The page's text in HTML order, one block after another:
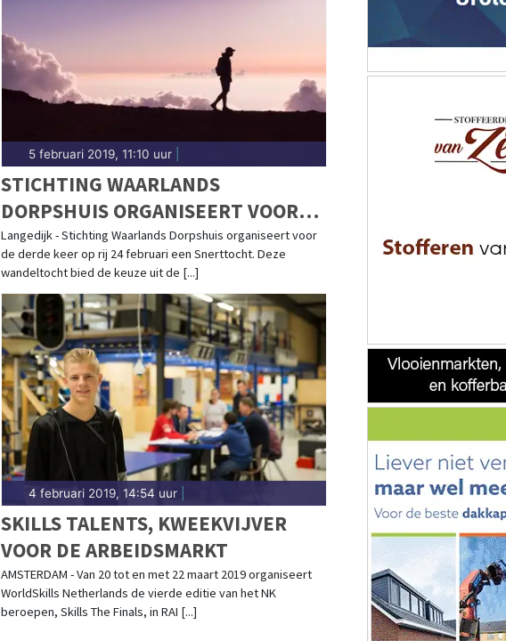
5 februari 2019, 11:10 uur|
STICHTING WAARLANDS
DORPSHUIS ORGANISEERT VOOR
DE DERDE KEER OP RIJ 24
FEBRUARI EEN SNERTTOCHT
Langedijk - Stichting Waarlands Dorpshuis organiseert voor
de derde keer op rij 24 februari een Snerttocht. Deze
wandeltocht bied de keuze uit de [...]
4 februari 2019, 14:54 uur|
SKILLS TALENTS, KWEEKVIJVER
VOOR DE ARBEIDSMARKT
AMSTERDAM - Van 20 tot en met 22 maart 2019 organiseert
WorldSkills Netherlands de vierde editie van het NK
beroepen, Skills The Finals, in RAI [...]